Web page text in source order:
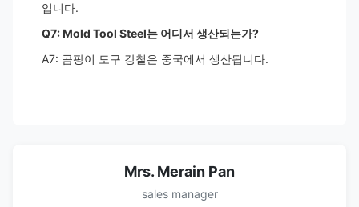
입니다.
Q7: Mold Tool Steel는 어디서 생산되는가?
A7: 곰팡이 도구 강철은 중국에서 생산됩니다.
Mrs. Merain Pan
sales manager